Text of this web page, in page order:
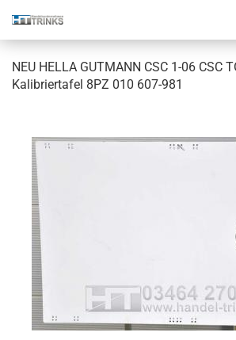
NEU HELLA GUT­MANN CSC 1-06 CSC
Ka­li­brier­ta­fel 8PZ 010 607-​981